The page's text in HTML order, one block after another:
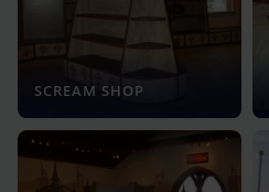
SCREAM SHOP